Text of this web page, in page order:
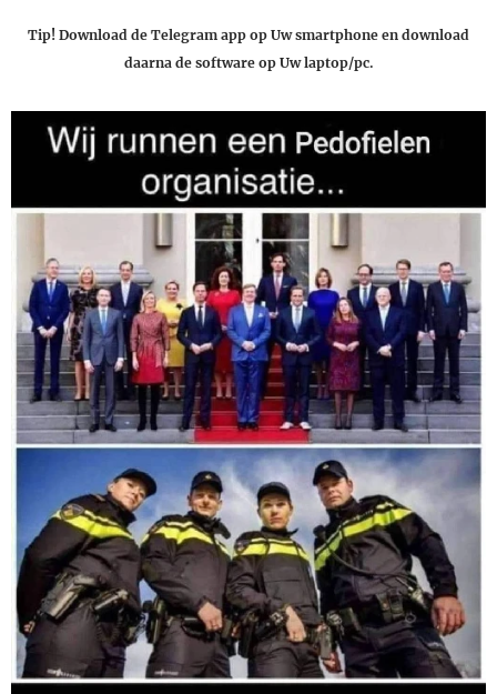
Tip! Download de Telegram app op Uw smartphone en download
daarna de software op Uw laptop/pc.